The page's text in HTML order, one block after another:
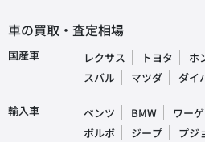
車の買取・査定相場
国産車 レクサス トヨタ ホ
スバル
マツダ ダイ
輸入車 ベンツ BMW ワー
ボルボ
ジープ プジ